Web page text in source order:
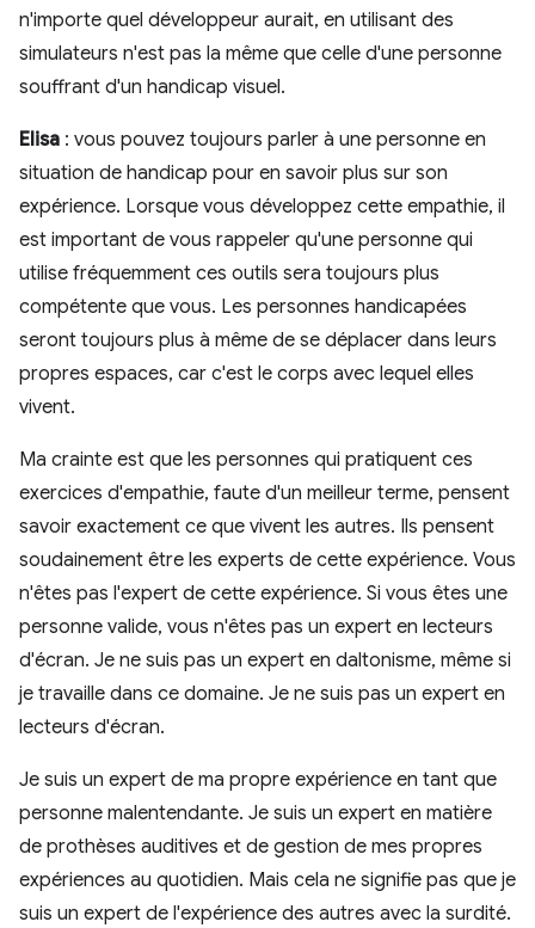
n'importe quel développeur aurait, en utilisant des
simulateurs n'est pas la même que celle d'une personne
souffrant d'un handicap visuel.
Elisa : vous pouvez toujours parler à une personne en
situation de handicap pour en savoir plus sur son
expérience. Lorsque vous développez cette empathie, il
est important de vous rappeler qu'une personne qui
utilise fréquemment ces outils sera toujours plus
compétente que vous. Les personnes handicapées
seront toujours plus à même de se déplacer dans leurs
propres espaces, car c'est le corps avec lequel elles
vivent.
Ma crainte est que les personnes qui pratiquent ces
exercices d'empathie, faute d'un meilleur terme, pensent
savoir exactement ce que vivent les autres. Ils pensent
soudainement être les experts de cette expérience. Vous
n'êtes pas l'expert de cette expérience. Si vous êtes une
personne valide, vous n'êtes pas un expert en lecteurs
d'écran. Je ne suis pas un expert en daltonisme, même si
je travaille dans ce domaine. Je ne suis pas un expert en
lecteurs d'écran.
Je suis un expert de ma propre expérience en tant que
personne malentendante. Je suis un expert en matière
de prothèses auditives et de gestion de mes propres
expériences au quotidien. Mais cela ne signifie pas que je
suis un expert de l'expérience des autres avec la surdité.